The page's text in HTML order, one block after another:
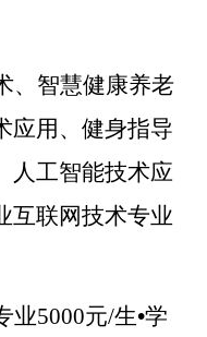
、智慧健康养老
应用、健身指导
人工智能技术应
互联网技术专业
业5000元/生•学